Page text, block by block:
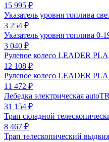
15 995 ₽
Указатель уровня топлива
3 254 ₽
Указатель уровня топлива
3 040 ₽
Рулевое колесо LEADER
12 108 ₽
Рулевое колесо LEADER
11 472 ₽
Лебедка электрическая
31 154 ₽
Трап складной
8 467 ₽
Трап телескопический